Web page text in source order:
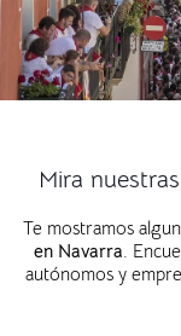
Mira
Te mostramos
en Navarra.
autónomos y